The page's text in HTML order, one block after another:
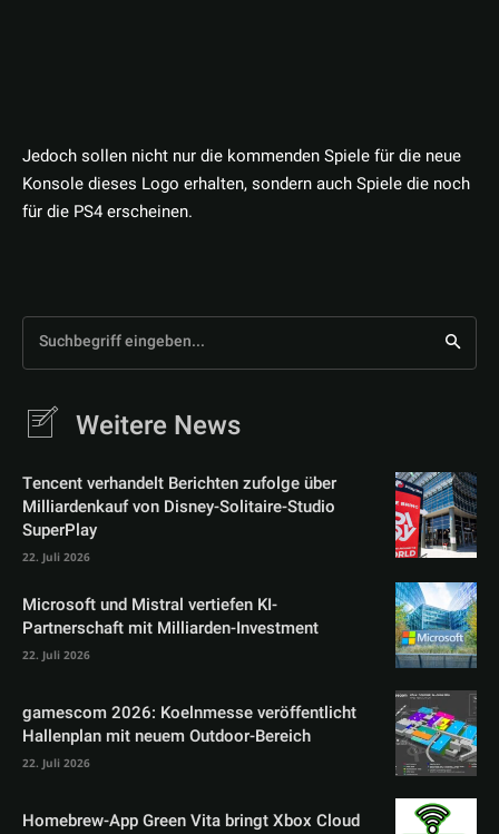
Jedoch sollen nicht nur die kommenden Spiele für die neue
Konsole dieses Logo erhalten, sondern auch Spiele die noch
für die PS4 erscheinen.
Suchbegriff eingeben...
Weitere News
Tencent verhandelt Berichten zufolge über
Milliardenkauf von Disney-Solitaire-Studio
SuperPlay
22. Juli 2026
Microsoft und Mistral vertiefen KI-
Partnerschaft mit Milliarden-Investment
22. Juli 2026
gamescom 2026: Koelnmesse veröffentlicht
Hallenplan mit neuem Outdoor-Bereich
22. Juli 2026
Homebrew-App Green Vita bringt Xbox Cloud